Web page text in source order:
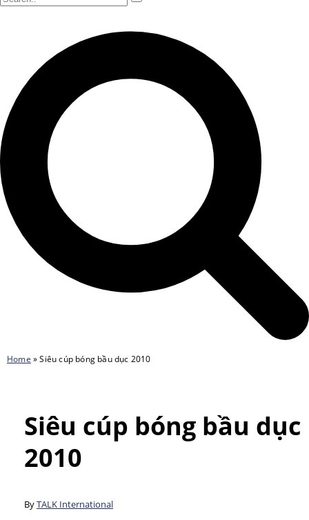
Home »Siêu cúp bóng bầu dục 2010
Siêu cúp bóng bầu dục
2010
ByTALK International